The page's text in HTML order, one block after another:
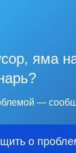
яма
—
о